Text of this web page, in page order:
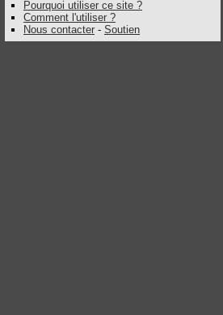
Pourquoi utiliser ce site ?
Comment l'utiliser ?
Nous contacter - Soutien